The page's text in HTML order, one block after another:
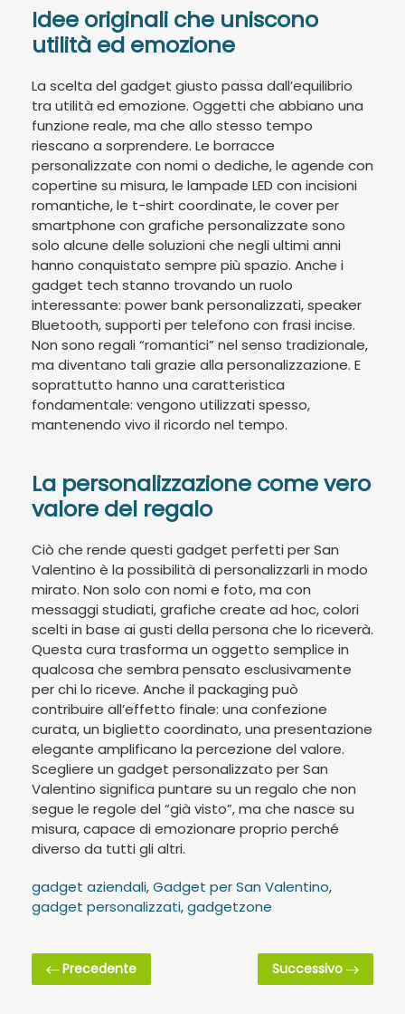
Idee originali che uniscono
utilità ed emozione
La scelta del gadget giusto passa dall’equilibrio
tra utilità ed emozione. Oggetti che abbiano una
funzione reale, ma che allo stesso tempo
riescano a sorprendere. Le borracce
personalizzate con nomi o dediche, le agende con
copertine su misura, le lampade LED con incisioni
romantiche, le t-shirt coordinate, le cover per
smartphone con grafiche personalizzate sono
solo alcune delle soluzioni che negli ultimi anni
hanno conquistato sempre più spazio. Anche i
gadget tech stanno trovando un ruolo
interessante: power bank personalizzati, speaker
Bluetooth, supporti per telefono con frasi incise.
Non sono regali “romantici” nel senso tradizionale,
ma diventano tali grazie alla personalizzazione. E
soprattutto hanno una caratteristica
fondamentale: vengono utilizzati spesso,
mantenendo vivo il ricordo nel tempo.
La personalizzazione come vero
valore del regalo
Ciò che rende questi gadget perfetti per San
Valentino è la possibilità di personalizzarli in modo
mirato. Non solo con nomi e foto, ma con
messaggi studiati, grafiche create ad hoc, colori
scelti in base ai gusti della persona che lo riceverà.
Questa cura trasforma un oggetto semplice in
qualcosa che sembra pensato esclusivamente
per chi lo riceve. Anche il packaging può
contribuire all’effetto finale: una confezione
curata, un biglietto coordinato, una presentazione
elegante amplificano la percezione del valore.
Scegliere un gadget personalizzato per San
Valentino significa puntare su un regalo che non
segue le regole del “già visto”, ma che nasce su
misura, capace di emozionare proprio perché
diverso da tutti gli altri.
gadget aziendali,Gadget per San Valentino,
gadget personalizzati,gadgetzone
Precedente Successivo